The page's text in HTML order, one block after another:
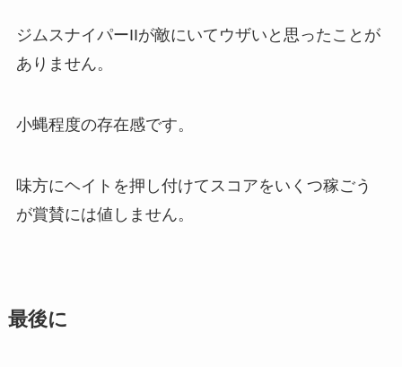
ジムスナイパーIIが敵にいてウザいと思ったことが
ありません。
小蝿程度の存在感です。
味方にヘイトを押し付けてスコアをいくつ稼ごう
が賞賛には値しません。
最後に